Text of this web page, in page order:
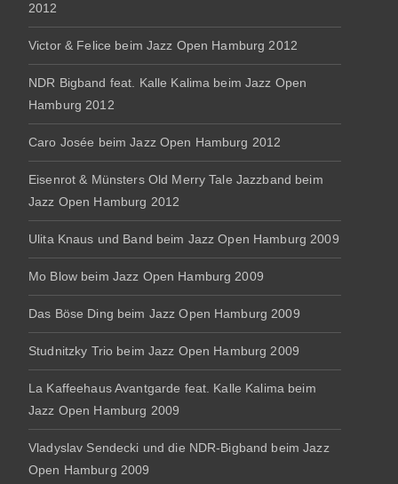
2012
Victor & Felice beim Jazz Open Hamburg 2012
NDR Bigband feat. Kalle Kalima beim Jazz Open
Hamburg 2012
Caro Josée beim Jazz Open Hamburg 2012
Eisenrot & Münsters Old Merry Tale Jazzband beim
Jazz Open Hamburg 2012
Ulita Knaus und Band beim Jazz Open Hamburg 2009
Mo Blow beim Jazz Open Hamburg 2009
Das Böse Ding beim Jazz Open Hamburg 2009
Studnitzky Trio beim Jazz Open Hamburg 2009
La Kaffeehaus Avantgarde feat. Kalle Kalima beim
Jazz Open Hamburg 2009
Vladyslav Sendecki und die NDR-Bigband beim Jazz
Open Hamburg 2009